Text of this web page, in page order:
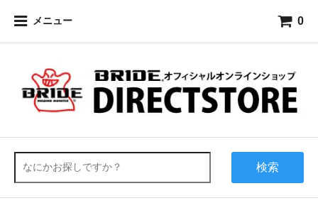
メニュー 0
検索